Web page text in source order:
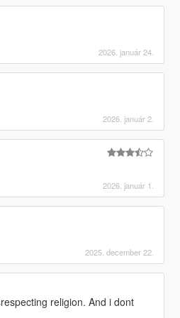
2026. január 24.
2026. január 2.
2026. január 1.
2025. december 22.
religion. And i dont